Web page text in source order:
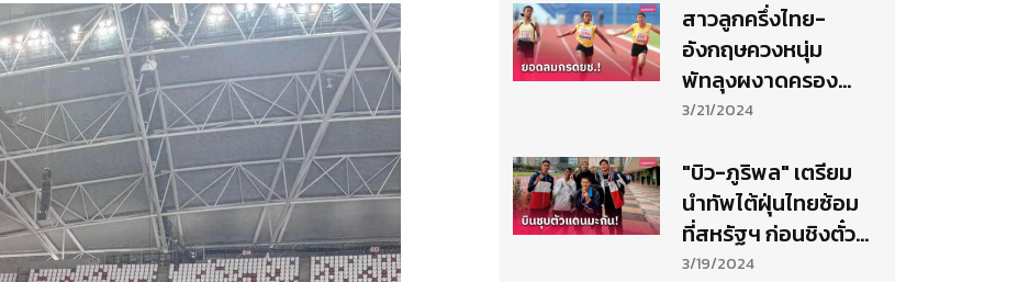
สาวลูกครึ่งไทย-
อังกฤษควงหนุ่ม
พัทลุงผงาดครอง
แชมป์วิ่ง
3/21/2024
"บิว-ภูริพล" เตรียม
นำทัพไต้ฝุ่นไทยซ้อม
ที่สหรัฐฯ ก่อนชิงตั๋ว
โอลิมปิก 2024
3/19/2024